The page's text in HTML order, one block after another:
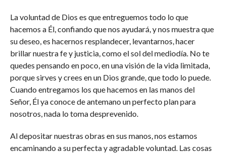
La voluntad de Dios es que entreguemos todo lo que
hacemos a Él, confiando que nos ayudará, y nos muestra que
su deseo, es hacernos resplandecer, levantarnos, hacer
brillar nuestra fe y justicia, como el sol del mediodía. No te
quedes pensando en poco, en una visión de la vida limitada,
porque sirves y crees en un Dios grande, que todo lo puede.
Cuando entregamos los que hacemos en las manos del
Señor, Él ya conoce de antemano un perfecto plan para
nosotros, nada lo toma desprevenido.
Al depositar nuestras obras en sus manos, nos estamos
encaminando a su perfecta y agradable voluntad. Las cosas